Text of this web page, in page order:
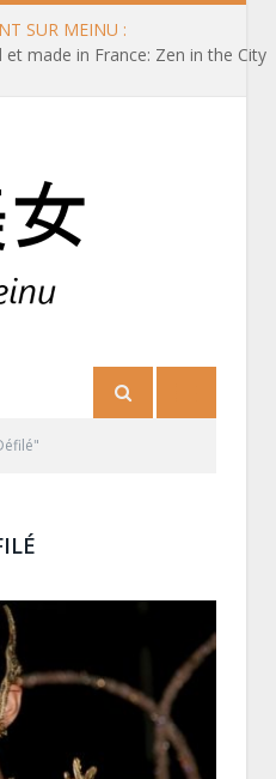
SUR MEINU :
made in France: Zen in the City